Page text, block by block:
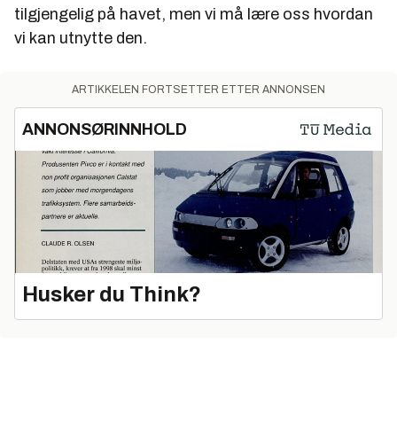
tilgjengelig på havet, men vi må lære oss hvordan
vi kan utnytte den.
ARTIKKELEN FORTSETTER ETTER ANNONSEN
ANNONSØRINNHOLD
Husker du Think?